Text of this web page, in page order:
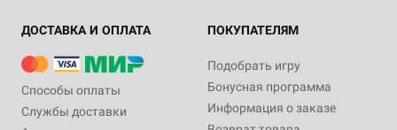
ДОСТАВКА И ОПЛАТА
Способы оплаты
Службы доставки
ПОКУПАТЕЛЯМ
Подобрать игру
Бонусная программа
Информация о заказе